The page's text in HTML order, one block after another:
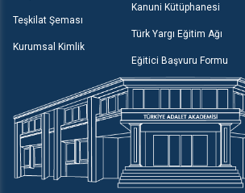
Teşkilat Şeması
Kurumsal Kimlik
Kanuni Kütüphanesi
Türk Yargı Eğitim Ağı
Eğitici Başvuru Formu